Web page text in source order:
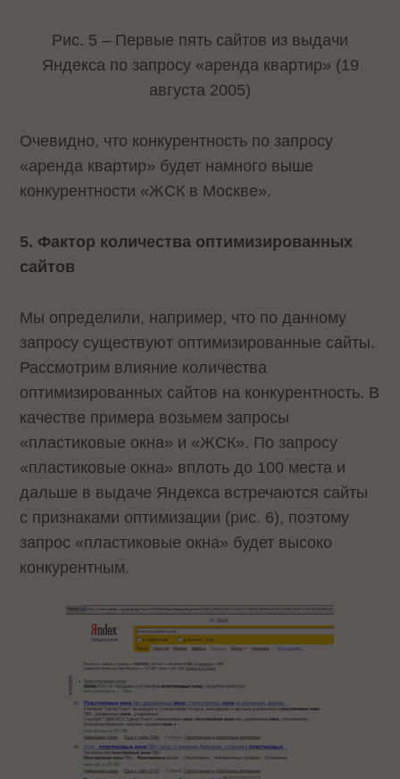
Рис. 5 – Первые пять сайтов из выдачи
Яндекса по запросу «аренда квартир» (19
августа 2005)
Очевидно, что конкурентность по запросу
«аренда квартир» будет намного выше
конкурентности «ЖСК в Москве».
5. Фактор количества оптимизированных
сайтов
Мы определили, например, что по данному
запросу существуют оптимизированные сайты.
Рассмотрим влияние количества
оптимизированных сайтов на конкурентность. В
качестве примера возьмем запросы
«пластиковые окна» и «ЖСК». По запросу
«пластиковые окна» вплоть до 100 места и
дальше в выдаче Яндекса встречаются сайты
с признаками оптимизации (рис. 6), поэтому
запрос «пластиковые окна» будет высоко
конкурентным.